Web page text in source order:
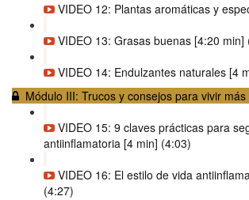
VIDEO 12: Plantas aromáticas y
VIDEO 13: Grasas buenas [4:20 min]
VIDEO 14: Endulzantes naturales [4
Módulo III: Trucos y consejos para vivir
VIDEO 15: 9 claves prácticas para
antiinflamatoria [4 min] (4:03)
VIDEO 16: El estilo de vida
(4:27)